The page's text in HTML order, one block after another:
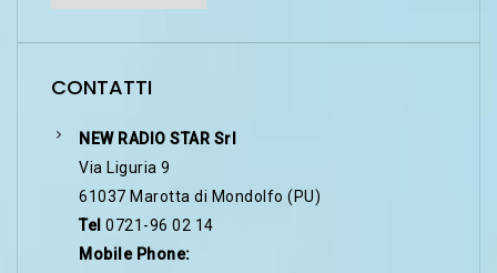
CONTATTI
NEW RADIO STAR Srl
Via Liguria 9
61037 Marotta di Mondolfo (PU)
Tel 0721-96 02 14
Mobile Phone: